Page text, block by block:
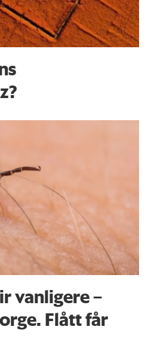
vanligere –
Flått får